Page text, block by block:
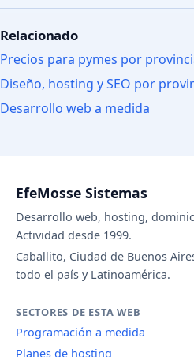
Relacionado
Precios para pymes por
Diseño, hosting y SEO por
Desarrollo web a medida
EfeMosse Sistemas
Desarrollo web, hosting,
Actividad desde 1999.
Caballito, Ciudad de Buenos
todo el país y Latinoamérica.
SECTORES DE ESTA WEB
Programación a medida
Planes de hosting